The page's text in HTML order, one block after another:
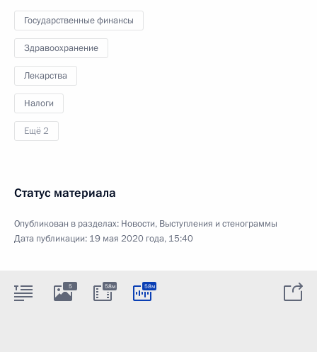
Государственные финансы
Здравоохранение
Лекарства
Налоги
Ещё 2
Статус материала
Опубликован в разделах: Новости, Выступления и стенограммы
Дата публикации: 19 мая 2020 года, 15:40
5 58м 58м